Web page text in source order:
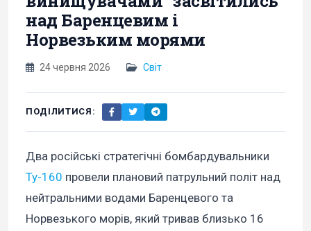
над Баренцевим і
Норвезьким морями
24 червня 2026 Світ
ПОДІЛИТИСЯ:
Два російські стратегічні бомбардувальники
Ту-160 провели плановий патрульний політ над
нейтральними водами Баренцевого та
Норвезького морів, який тривав близько 16